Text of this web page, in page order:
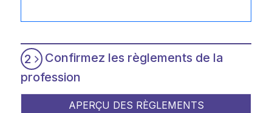
2
Confirmez les règlements de la
profession
APERÇU DES RÈGLEMENTS